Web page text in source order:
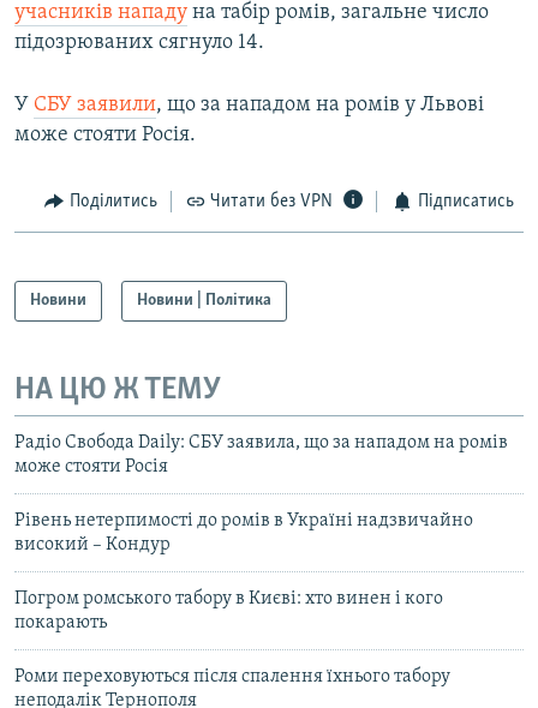
учасників нападу на табір ромів, загальне число
підозрюваних сягнуло 14.
У СБУ заявили, що за нападом на ромів у Львові
може стояти Росія.
Поділитись Читати без VPN Підписатись
Новини Новини | Політика
НА ЦЮ Ж ТЕМУ
Радіо Свобода Daily: СБУ заявила, що за нападом на ромів
може стояти Росія
Рівень нетерпимості до ромів в Україні надзвичайно
високий – Кондур
Погром ромського табору в Києві: хто винен і кого
покарають
Роми переховуються після спалення їхнього табору
неподалік Тернополя